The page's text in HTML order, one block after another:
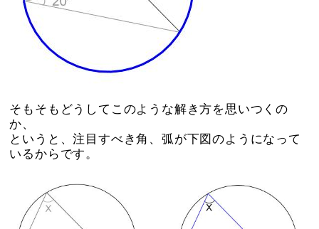
そもそもどうしてこのような解き方を思いつくの
か、
というと、注目すべき角、弧が下図のようになって
いるからです。